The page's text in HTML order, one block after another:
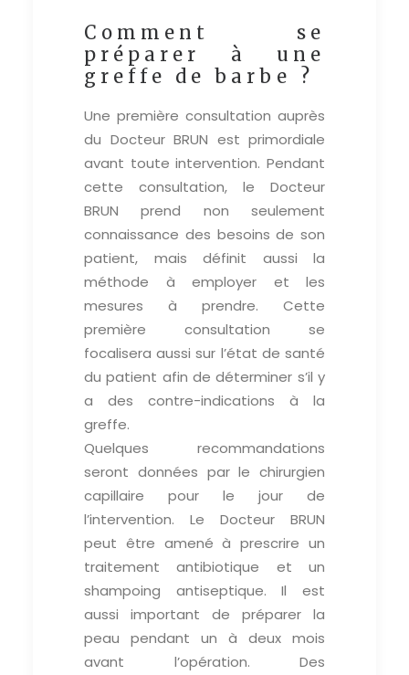
Comment se
préparer à une
greffe de barbe ?
Une première consultation auprès
du Docteur BRUN est primordiale
avant toute intervention. Pendant
cette consultation, le Docteur
BRUN prend non seulement
connaissance des besoins de son
patient, mais définit aussi la
méthode à employer et les
mesures à prendre. Cette
première consultation se
focalisera aussi sur l’état de santé
du patient afin de déterminer s’il y
a des contre-indications à la
greffe.
Quelques recommandations
seront données par le chirurgien
capillaire pour le jour de
l’intervention. Le Docteur BRUN
peut être amené à prescrire un
traitement antibiotique et un
shampoing antiseptique. Il est
aussi important de préparer la
peau pendant un à deux mois
avant l’opération. Des